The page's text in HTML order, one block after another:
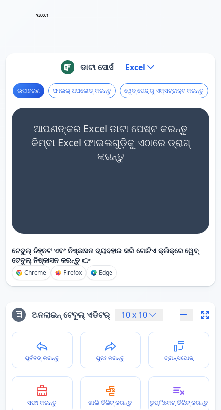
v3.0.1
ଡାଟା ସୋର୍ସ Excel
ଉଦାହରଣ ଫାଇଲ୍ ଅପଲୋଡ୍ କରନ୍ତୁ ୱେବ୍ ପେଜ୍ ରୁ ଏକ୍ସଟ୍ରାକ୍ଟ କରନ୍ତୁ
ଆପଣଙ୍କର Excel ଡାଟା ପେଷ୍ଟ କରନ୍ତୁ
କିମ୍ବା Excel ଫାଇଲଗୁଡ଼ିକୁ ଏଠାରେ ଡ୍ରାଗ୍
କରନ୍ତୁ
ଟେବୁଲ୍ ଚିହ୍ନଟ ଏବଂ ନିଷ୍କାସନ ବ୍ୟବହାର କରି ଗୋଟିଏ କ୍ଲିକ୍‌ରେ ୱେବ୍
ଟେବୁଲ୍ ନିଷ୍କାସନ କରନ୍ତୁ 👉
Chrome Firefox Edge
ଅନଲାଇନ୍ ଟେବୁଲ୍ ଏଡିଟର୍ 10x 10
ପୂର୍ବବତ୍ କରନ୍ତୁ ପୁନଃ କରନ୍ତୁ ଟ୍ରାନ୍ସପୋଜ୍
ସଫା କରନ୍ତୁ ଖାଲି ଡିଲିଟ୍ କରନ୍ତୁ ଡୁପ୍ଲିକେଟ୍ ଡିଲିଟ୍ କରନ୍ତୁ